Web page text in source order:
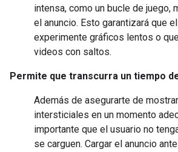
intensa, como un bucle de juego,
el anuncio. Esto garantizará que
experimente gráficos lentos o
videos con saltos.
Permite que transcurra un tiempo
Además de asegurarte de
intersticiales en un momento
importante que el usuario no
se carguen. Cargar el anuncio